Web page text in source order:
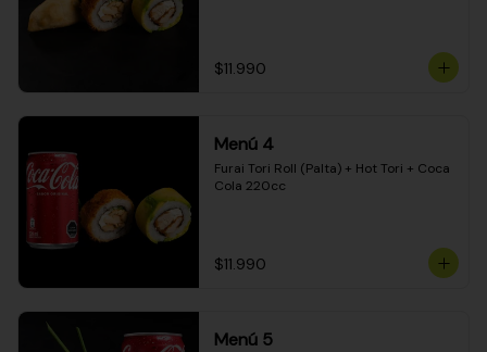
$11.990
Menú 4
Furai Tori Roll (Palta) + Hot Tori + Coca
Cola 220cc
$11.990
Menú 5